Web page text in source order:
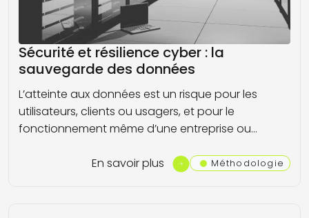
Sécurité et résilience cyber : la
sauvegarde des données
L’atteinte aux données est un risque pour les
utilisateurs, clients ou usagers, et pour le
fonctionnement même d’une entreprise ou…
En savoir plus Méthodologie